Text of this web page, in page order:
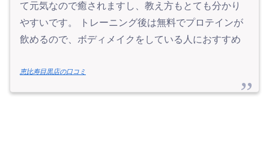
て元気なので癒されますし、教え方もとても分かり
やすいです。 トレーニング後は無料でプロテインが
飲めるので、ボディメイクをしている人におすすめ
恵比寿目黒店の口コミ